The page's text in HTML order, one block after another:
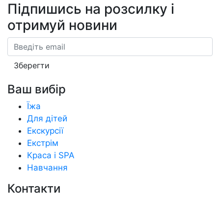
Підпишись на розсилку і
отримуй новини
Email
Зберегти
Ваш вибір
Їжа
Для дітей
Екскурсії
Екстрім
Краса і SPA
Навчання
Контакти